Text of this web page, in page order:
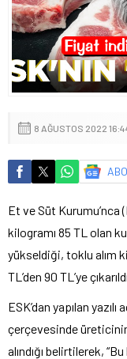
8 AĞUSTOS 2022
Et ve Süt Kurumu’nca
kilogramı 85 TL olan
yükseldiği, toklu alım
TL’den 90 TL’ye
ESK’dan yapılan
çerçevesinde
alındığı belirtilerek,